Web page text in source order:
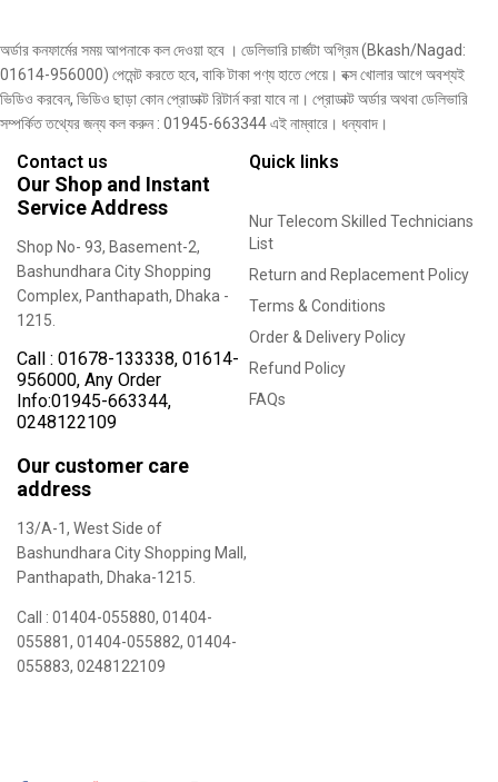
অর্ডার কনফার্মের সময় আপনাকে কল দেওয়া হবে । ডেলিভারি চার্জটা অগ্রিম (Bkash/Nagad:
01614-956000) পেমেন্ট করতে হবে, বাকি টাকা পণ্য হাতে পেয়ে। বক্স খোলার আগে অবশ্যই
ভিডিও করবেন, ভিডিও ছাড়া কোন প্রোডাক্ট রিটার্ন করা যাবে না। প্রোডাক্ট অর্ডার অথবা ডেলিভারি
সম্পর্কিত তথ্যের জন্য কল করুন : 01945-663344 এই নাম্বারে। ধন্যবাদ।
Contact us
Our Shop and Instant
Service Address
Shop No- 93, Basement-2,
Bashundhara City Shopping
Complex, Panthapath, Dhaka -
1215.
Call : 01678-133338, 01614-
956000, Any Order
Info:01945-663344,
0248122109
Our customer care
address
13/A-1, West Side of
Bashundhara City Shopping Mall,
Panthapath, Dhaka-1215.
Call : 01404-055880, 01404-
055881 , 01404-055882, 01404-
055883, 0248122109
Quick links
Nur Telecom Skilled Technicians
List
Return and Replacement Policy
Terms & Conditions
Order & Delivery Policy
Refund Policy
FAQs